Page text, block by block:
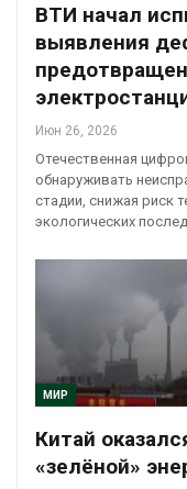
ВТИ начал
выявления
Июн 26, 2026
Отечественная
обнаруживать
стадии, снижая риск
экологических
МИР
Китай
«зелёной»